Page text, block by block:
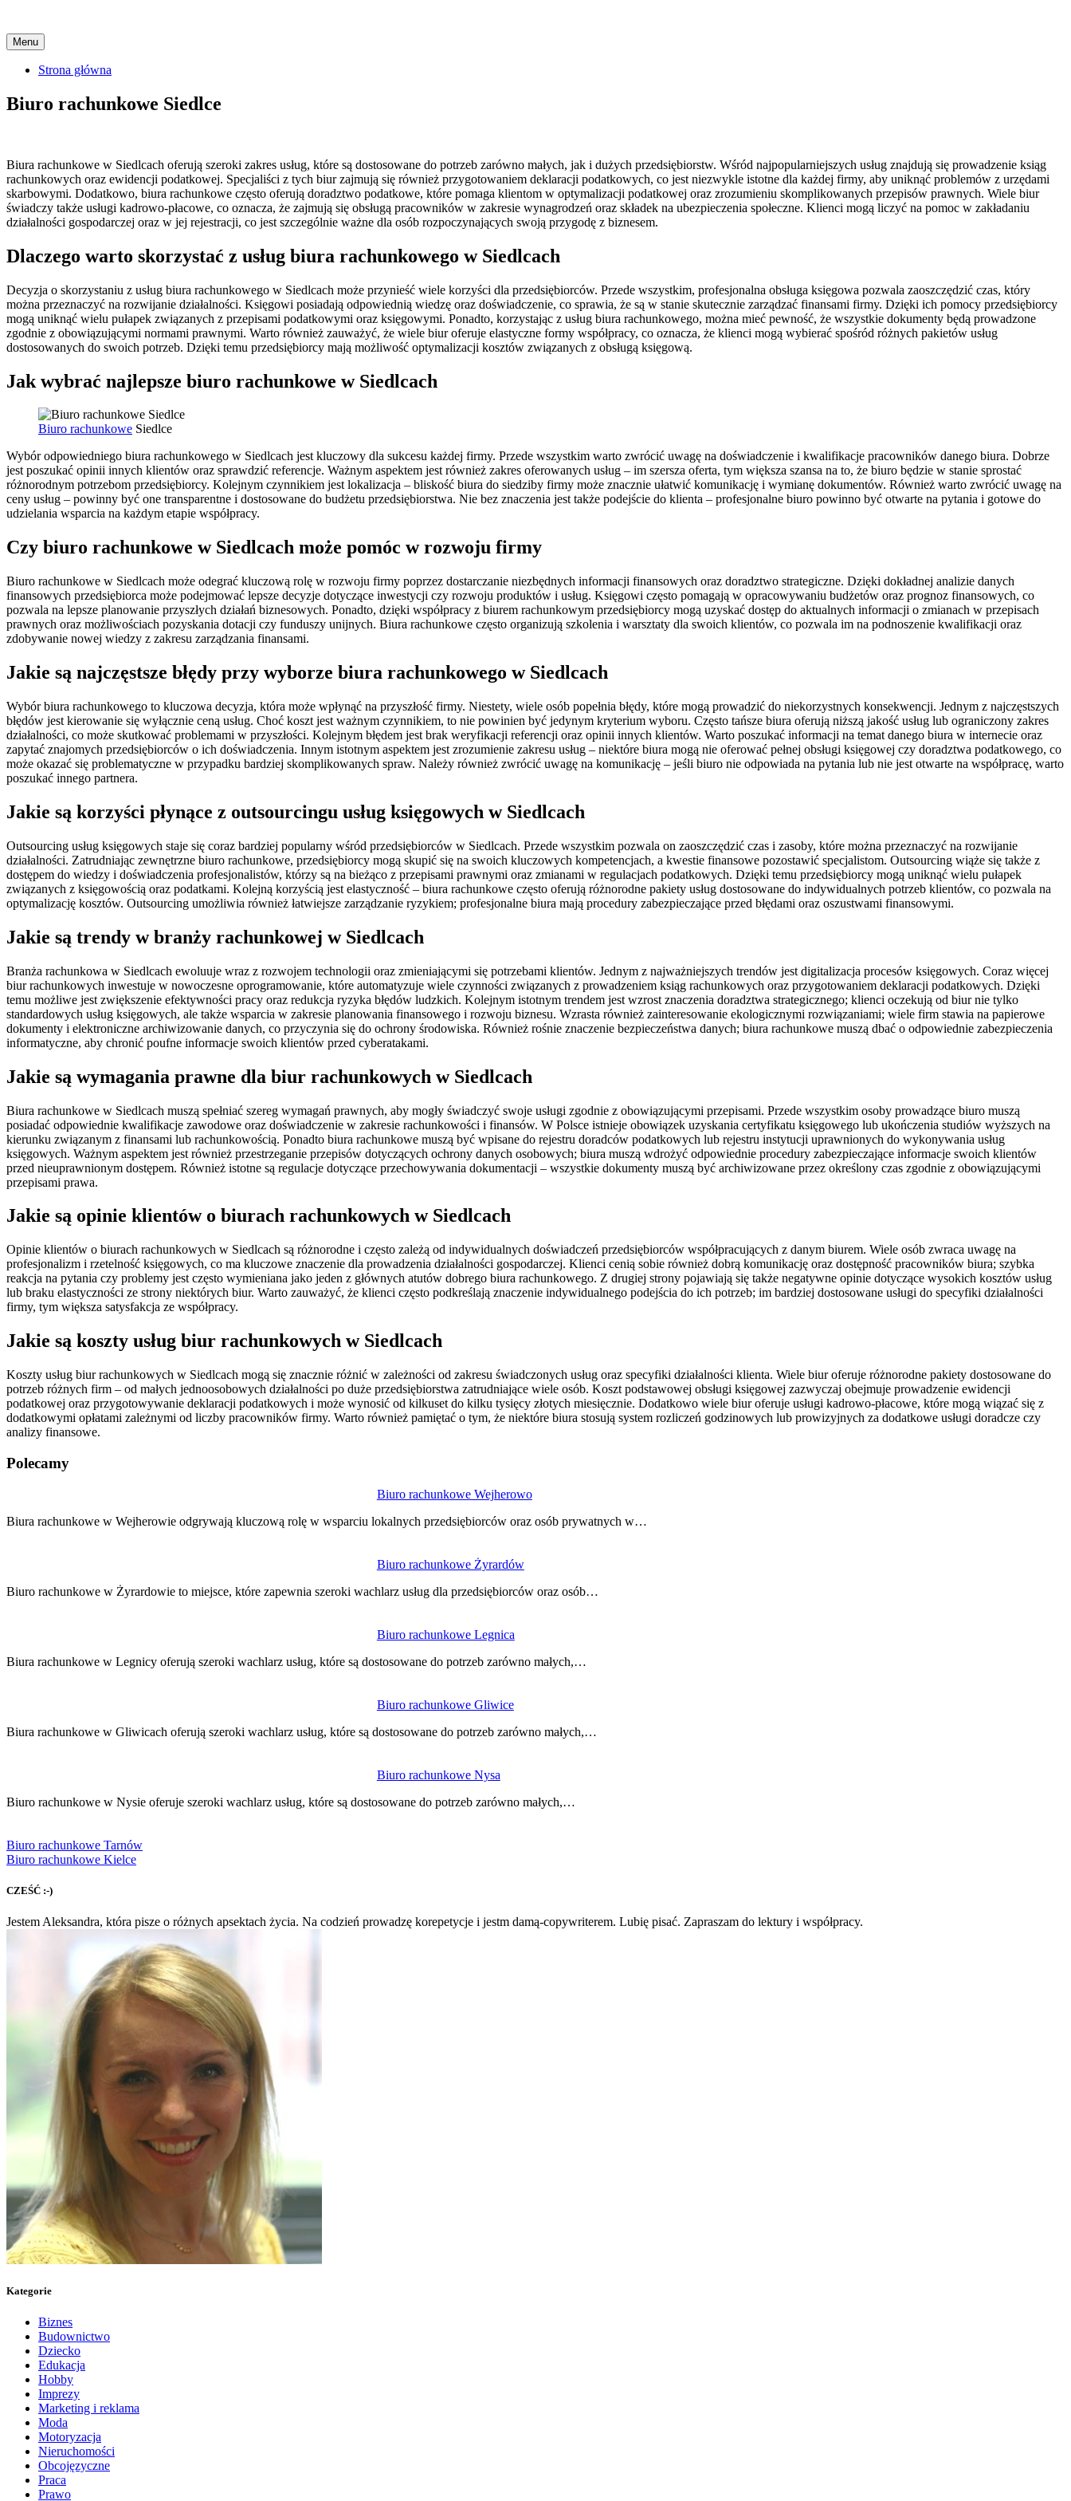
Menu Skip
to
content
Strona główna
Biuro rachunkowe Siedlce
Biura rachunkowe w Siedlcach oferują szeroki zakres usług, które są dostosowane do potrzeb zarówno małych, jak i dużych przedsiębiorstw. Wśród najpopularniejszych usług znajdują się prowadzenie ksiąg
rachunkowych oraz ewidencji podatkowej. Specjaliści z tych biur zajmują się również przygotowaniem deklaracji podatkowych, co jest niezwykle istotne dla każdej firmy, aby uniknąć problemów z urzędami
skarbowymi. Dodatkowo, biura rachunkowe często oferują doradztwo podatkowe, które pomaga klientom w optymalizacji podatkowej oraz zrozumieniu skomplikowanych przepisów prawnych. Wiele biur
świadczy także usługi kadrowo-płacowe, co oznacza, że zajmują się obsługą pracowników w zakresie wynagrodzeń oraz składek na ubezpieczenia społeczne. Klienci mogą liczyć na pomoc w zakładaniu
działalności gospodarczej oraz w jej rejestracji, co jest szczególnie ważne dla osób rozpoczynających swoją przygodę z biznesem.
Dlaczego warto skorzystać z usług biura rachunkowego w Siedlcach
Decyzja o skorzystaniu z usług biura rachunkowego w Siedlcach może przynieść wiele korzyści dla przedsiębiorców. Przede wszystkim, profesjonalna obsługa księgowa pozwala zaoszczędzić czas, który
można przeznaczyć na rozwijanie działalności. Księgowi posiadają odpowiednią wiedzę oraz doświadczenie, co sprawia, że są w stanie skutecznie zarządzać finansami firmy. Dzięki ich pomocy przedsiębiorcy
mogą uniknąć wielu pułapek związanych z przepisami podatkowymi oraz księgowymi. Ponadto, korzystając z usług biura rachunkowego, można mieć pewność, że wszystkie dokumenty będą prowadzone
zgodnie z obowiązującymi normami prawnymi. Warto również zauważyć, że wiele biur oferuje elastyczne formy współpracy, co oznacza, że klienci mogą wybierać spośród różnych pakietów usług
dostosowanych do swoich potrzeb. Dzięki temu przedsiębiorcy mają możliwość optymalizacji kosztów związanych z obsługą księgową.
Jak wybrać najlepsze biuro rachunkowe w Siedlcach
Biuro rachunkowe Siedlce
Wybór odpowiedniego biura rachunkowego w Siedlcach jest kluczowy dla sukcesu każdej firmy. Przede wszystkim warto zwrócić uwagę na doświadczenie i kwalifikacje pracowników danego biura. Dobrze
jest poszukać opinii innych klientów oraz sprawdzić referencje. Ważnym aspektem jest również zakres oferowanych usług – im szersza oferta, tym większa szansa na to, że biuro będzie w stanie sprostać
różnorodnym potrzebom przedsiębiorcy. Kolejnym czynnikiem jest lokalizacja – bliskość biura do siedziby firmy może znacznie ułatwić komunikację i wymianę dokumentów. Również warto zwrócić uwagę na
ceny usług – powinny być one transparentne i dostosowane do budżetu przedsiębiorstwa. Nie bez znaczenia jest także podejście do klienta – profesjonalne biuro powinno być otwarte na pytania i gotowe do
udzielania wsparcia na każdym etapie współpracy.
Czy biuro rachunkowe w Siedlcach może pomóc w rozwoju firmy
Biuro rachunkowe w Siedlcach może odegrać kluczową rolę w rozwoju firmy poprzez dostarczanie niezbędnych informacji finansowych oraz doradztwo strategiczne. Dzięki dokładnej analizie danych
finansowych przedsiębiorca może podejmować lepsze decyzje dotyczące inwestycji czy rozwoju produktów i usług. Księgowi często pomagają w opracowywaniu budżetów oraz prognoz finansowych, co
pozwala na lepsze planowanie przyszłych działań biznesowych. Ponadto, dzięki współpracy z biurem rachunkowym przedsiębiorcy mogą uzyskać dostęp do aktualnych informacji o zmianach w przepisach
prawnych oraz możliwościach pozyskania dotacji czy funduszy unijnych. Biura rachunkowe często organizują szkolenia i warsztaty dla swoich klientów, co pozwala im na podnoszenie kwalifikacji oraz
zdobywanie nowej wiedzy z zakresu zarządzania finansami.
Jakie są najczęstsze błędy przy wyborze biura rachunkowego w Siedlcach
Wybór biura rachunkowego to kluczowa decyzja, która może wpłynąć na przyszłość firmy. Niestety, wiele osób popełnia błędy, które mogą prowadzić do niekorzystnych konsekwencji. Jednym z najczęstszych
błędów jest kierowanie się wyłącznie ceną usług. Choć koszt jest ważnym czynnikiem, to nie powinien być jedynym kryterium wyboru. Często tańsze biura oferują niższą jakość usług lub ograniczony zakres
działalności, co może skutkować problemami w przyszłości. Kolejnym błędem jest brak weryfikacji referencji oraz opinii innych klientów. Warto poszukać informacji na temat danego biura w internecie oraz
zapytać znajomych przedsiębiorców o ich doświadczenia. Innym istotnym aspektem jest zrozumienie zakresu usług – niektóre biura mogą nie oferować pełnej obsługi księgowej czy doradztwa podatkowego, co
może okazać się problematyczne w przypadku bardziej skomplikowanych spraw. Należy również zwrócić uwagę na komunikację – jeśli biuro nie odpowiada na pytania lub nie jest otwarte na współpracę, warto
poszukać innego partnera.
Jakie są korzyści płynące z outsourcingu usług księgowych w Siedlcach
Outsourcing usług księgowych staje się coraz bardziej popularny wśród przedsiębiorców w Siedlcach. Przede wszystkim pozwala on zaoszczędzić czas i zasoby, które można przeznaczyć na rozwijanie
działalności. Zatrudniając zewnętrzne biuro rachunkowe, przedsiębiorcy mogą skupić się na swoich kluczowych kompetencjach, a kwestie finansowe pozostawić specjalistom. Outsourcing wiąże się także z
dostępem do wiedzy i doświadczenia profesjonalistów, którzy są na bieżąco z przepisami prawnymi oraz zmianami w regulacjach podatkowych. Dzięki temu przedsiębiorcy mogą uniknąć wielu pułapek
związanych z księgowością oraz podatkami. Kolejną korzyścią jest elastyczność – biura rachunkowe często oferują różnorodne pakiety usług dostosowane do indywidualnych potrzeb klientów, co pozwala na
optymalizację kosztów. Outsourcing umożliwia również łatwiejsze zarządzanie ryzykiem; profesjonalne biura mają procedury zabezpieczające przed błędami oraz oszustwami finansowymi.
Jakie są trendy w branży rachunkowej w Siedlcach
Branża rachunkowa w Siedlcach ewoluuje wraz z rozwojem technologii oraz zmieniającymi się potrzebami klientów. Jednym z najważniejszych trendów jest digitalizacja procesów księgowych. Coraz więcej
biur rachunkowych inwestuje w nowoczesne oprogramowanie, które automatyzuje wiele czynności związanych z prowadzeniem ksiąg rachunkowych oraz przygotowaniem deklaracji podatkowych. Dzięki
temu możliwe jest zwiększenie efektywności pracy oraz redukcja ryzyka błędów ludzkich. Kolejnym istotnym trendem jest wzrost znaczenia doradztwa strategicznego; klienci oczekują od biur nie tylko
standardowych usług księgowych, ale także wsparcia w zakresie planowania finansowego i rozwoju biznesu. Wzrasta również zainteresowanie ekologicznymi rozwiązaniami; wiele firm stawia na papierowe
dokumenty i elektroniczne archiwizowanie danych, co przyczynia się do ochrony środowiska. Również rośnie znaczenie bezpieczeństwa danych; biura rachunkowe muszą dbać o odpowiednie zabezpieczenia
informatyczne, aby chronić poufne informacje swoich klientów przed cyberatakami.
Jakie są wymagania prawne dla biur rachunkowych w Siedlcach
Biura rachunkowe w Siedlcach muszą spełniać szereg wymagań prawnych, aby mogły świadczyć swoje usługi zgodnie z obowiązującymi przepisami. Przede wszystkim osoby prowadzące biuro muszą
posiadać odpowiednie kwalifikacje zawodowe oraz doświadczenie w zakresie rachunkowości i finansów. W Polsce istnieje obowiązek uzyskania certyfikatu księgowego lub ukończenia studiów wyższych na
kierunku związanym z finansami lub rachunkowością. Ponadto biura rachunkowe muszą być wpisane do rejestru doradców podatkowych lub rejestru instytucji uprawnionych do wykonywania usług
księgowych. Ważnym aspektem jest również przestrzeganie przepisów dotyczących ochrony danych osobowych; biura muszą wdrożyć odpowiednie procedury zabezpieczające informacje swoich klientów
przed nieuprawnionym dostępem. Również istotne są regulacje dotyczące przechowywania dokumentacji – wszystkie dokumenty muszą być archiwizowane przez określony czas zgodnie z obowiązującymi
przepisami prawa.
Jakie są opinie klientów o biurach rachunkowych w Siedlcach
Opinie klientów o biurach rachunkowych w Siedlcach są różnorodne i często zależą od indywidualnych doświadczeń przedsiębiorców współpracujących z danym biurem. Wiele osób zwraca uwagę na
profesjonalizm i rzetelność księgowych, co ma kluczowe znaczenie dla prowadzenia działalności gospodarczej. Klienci cenią sobie również dobrą komunikację oraz dostępność pracowników biura; szybka
reakcja na pytania czy problemy jest często wymieniana jako jeden z głównych atutów dobrego biura rachunkowego. Z drugiej strony pojawiają się także negatywne opinie dotyczące wysokich kosztów usług
lub braku elastyczności ze strony niektórych biur. Warto zauważyć, że klienci często podkreślają znaczenie indywidualnego podejścia do ich potrzeb; im bardziej dostosowane usługi do specyfiki działalności
firmy, tym większa satysfakcja ze współpracy.
Jakie są koszty usług biur rachunkowych w Siedlcach
Koszty usług biur rachunkowych w Siedlcach mogą się znacznie różnić w zależności od zakresu świadczonych usług oraz specyfiki działalności klienta. Wiele biur oferuje różnorodne pakiety dostosowane do
potrzeb różnych firm – od małych jednoosobowych działalności po duże przedsiębiorstwa zatrudniające wiele osób. Koszt podstawowej obsługi księgowej zazwyczaj obejmuje prowadzenie ewidencji
podatkowej oraz przygotowywanie deklaracji podatkowych i może wynosić od kilkuset do kilku tysięcy złotych miesięcznie. Dodatkowo wiele biur oferuje usługi kadrowo-płacowe, które mogą wiązać się z
dodatkowymi opłatami zależnymi od liczby pracowników firmy. Warto również pamiętać o tym, że niektóre biura stosują system rozliczeń godzinowych lub prowizyjnych za dodatkowe usługi doradcze czy
analizy finansowe.
Polecamy
Biuro rachunkowe Wejherowo
Biura rachunkowe w Wejherowie odgrywają kluczową rolę w wsparciu lokalnych przedsiębiorców oraz osób prywatnych w…
Biuro rachunkowe Żyrardów
Biuro rachunkowe w Żyrardowie to miejsce, które zapewnia szeroki wachlarz usług dla przedsiębiorców oraz osób…
Biuro rachunkowe Legnica
Biura rachunkowe w Legnicy oferują szeroki wachlarz usług, które są dostosowane do potrzeb zarówno małych,…
Biuro rachunkowe Gliwice
Biura rachunkowe w Gliwicach oferują szeroki wachlarz usług, które są dostosowane do potrzeb zarówno małych,…
Biuro rachunkowe Nysa
Biuro rachunkowe w Nysie oferuje szeroki wachlarz usług, które są dostosowane do potrzeb zarówno małych,…
wpisu
Biuro rachunkowe Tarnów
Biuro rachunkowe Kielce
CZEŚĆ :-)
Jestem Aleksandra, która pisze o różnych apsektach życia. Na codzień prowadzę korepetycje i jestm damą-copywriterem. Lubię pisać. Zapraszam do lektury i współpracy.
Kategorie
Biznes
Budownictwo
Dziecko
Edukacja
Hobby
Imprezy
Marketing i reklama
Moda
Motoryzacja
Nieruchomości
Obcojęzyczne
Praca
Prawo